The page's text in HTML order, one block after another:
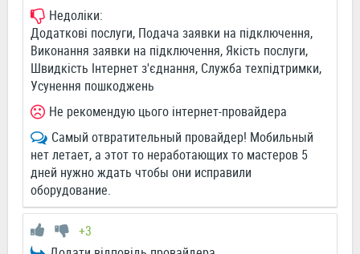
Недоліки:
Додаткові послуги, Подача заявки на підключення,
Виконання заявки на підключення, Якість послуги,
Швидкість Інтернет з'єднання, Служба техпідтримки,
Усунення пошкоджень
Не рекомендую цього інтернет-провайдера
Самый отвратительный провайдер! Мобильный
нет летает, а этот то неработающих то мастеров 5
дней нужно ждать чтобы они исправили
оборудование.
+3